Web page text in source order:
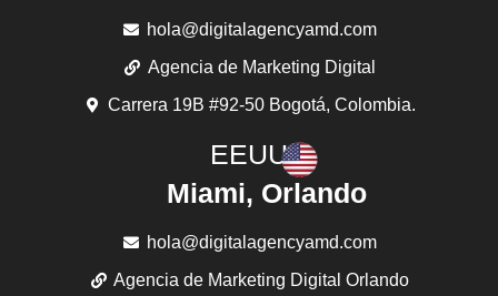
hola@digitalagencyamd.com
Agencia de Marketing Digital
Carrera 19B #92-50 Bogotá, Colombia.
EEUU
Miami, Orlando
hola@digitalagencyamd.com
Agencia de Marketing Digital Orlando